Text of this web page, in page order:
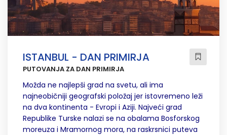
ISTANBUL - DAN PRIMIRJA
PUTOVANJA ZA DAN PRIMIRJA
Možda ne najlepši grad na svetu, ali ima
najneobičniji geografski položaj jer istovremeno leži
na dva kontinenta - Evropi i Aziji. Najveći grad
Republike Turske nalazi se na obalama Bosforskog
moreuza i Mramornog mora, na raskrsnici puteva